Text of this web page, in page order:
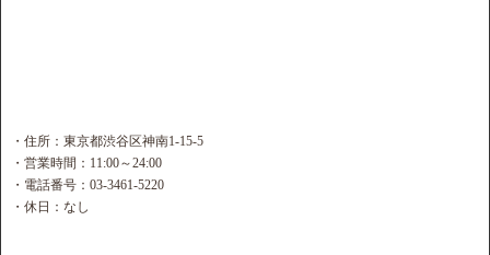
・住所：東京都渋谷区神南1-15-5
・営業時間：11:00～24:00
・電話番号：03-3461-5220
・休日：なし